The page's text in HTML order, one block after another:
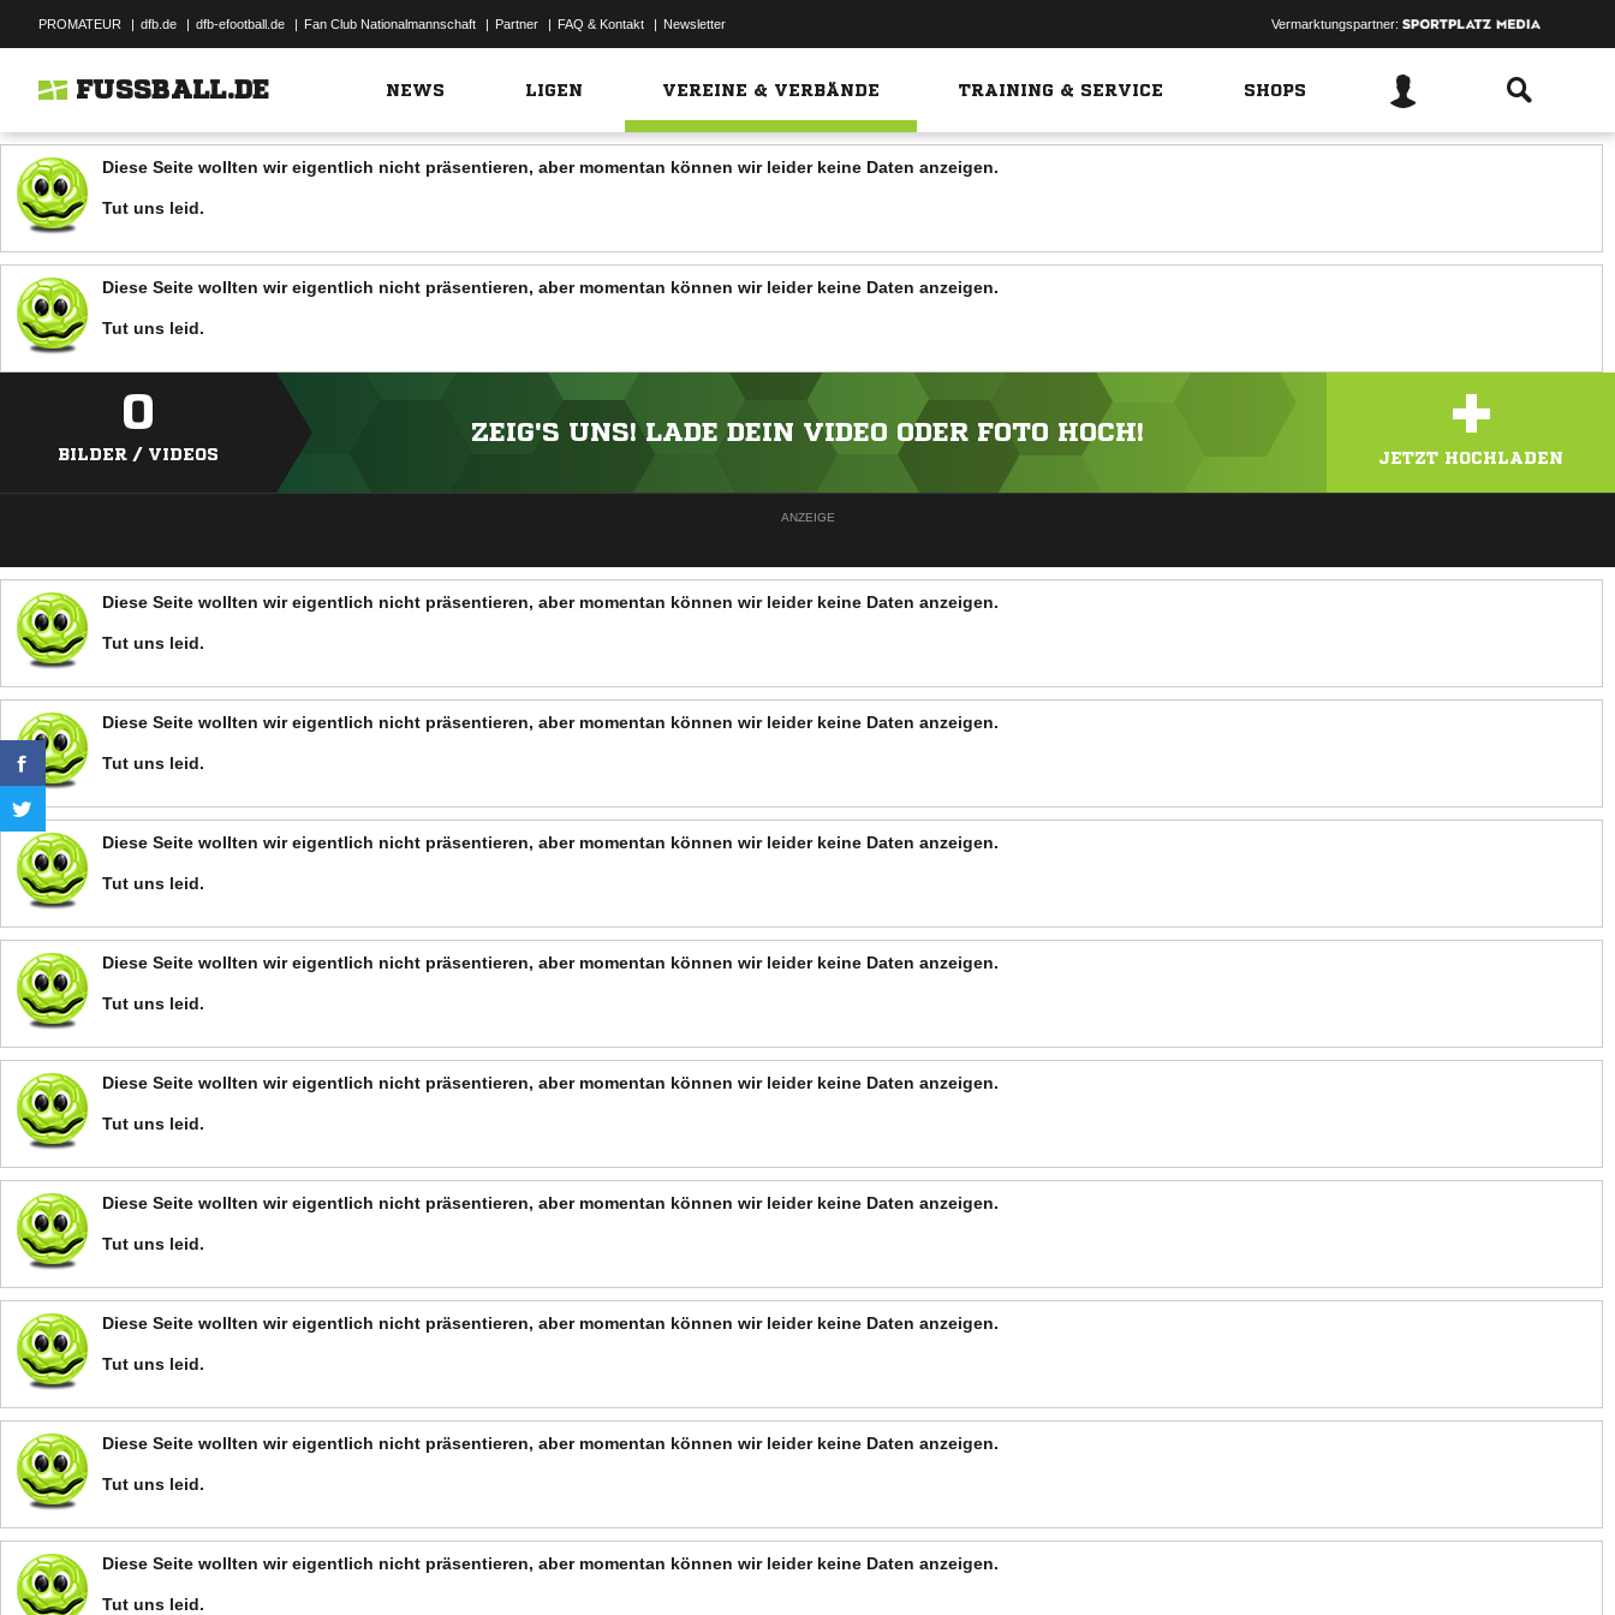
PROMATEUR | dfb.de | dfb-efootball.de | Fan Club Nationalmannschaft | Partner | FAQ & Kontakt | Newsletter Vermarktungspartner:
FUSSBALL.DE NEWS LIGEN VEREINE & VERBÄNDE TRAINING & SERVICE SHOPS
Diese Seite wollten wir eigentlich nicht präsentieren, aber momentan können wir leider keine Daten anzeigen.
Tut uns leid.
Diese Seite wollten wir eigentlich nicht präsentieren, aber momentan können wir leider keine Daten anzeigen.
Tut uns leid.
0
BILDER / VIDEOS
ZEIG'S UNS! LADE DEIN VIDEO ODER FOTO HOCH! +
JETZT HOCHLADEN
ANZEIGE
Diese Seite wollten wir eigentlich nicht präsentieren, aber momentan können wir leider keine Daten anzeigen.
Tut uns leid.
Diese Seite wollten wir eigentlich nicht präsentieren, aber momentan können wir leider keine Daten anzeigen.
Tut uns leid.
Diese Seite wollten wir eigentlich nicht präsentieren, aber momentan können wir leider keine Daten anzeigen.
Tut uns leid.
Diese Seite wollten wir eigentlich nicht präsentieren, aber momentan können wir leider keine Daten anzeigen.
Tut uns leid.
Diese Seite wollten wir eigentlich nicht präsentieren, aber momentan können wir leider keine Daten anzeigen.
Tut uns leid.
Diese Seite wollten wir eigentlich nicht präsentieren, aber momentan können wir leider keine Daten anzeigen.
Tut uns leid.
Diese Seite wollten wir eigentlich nicht präsentieren, aber momentan können wir leider keine Daten anzeigen.
Tut uns leid.
Diese Seite wollten wir eigentlich nicht präsentieren, aber momentan können wir leider keine Daten anzeigen.
Tut uns leid.
Diese Seite wollten wir eigentlich nicht präsentieren, aber momentan können wir leider keine Daten anzeigen.
Tut uns leid.